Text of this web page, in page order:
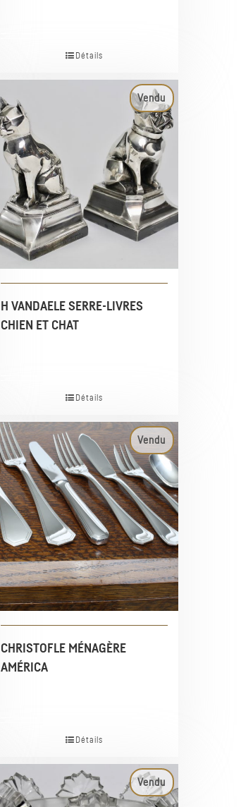
Détails
Vendu
H VANDAELE SERRE-LIVRES
CHIEN ET CHAT
Détails
Vendu
CHRISTOFLE MÉNAGÈRE
AMÉRICA
Détails
Vendu